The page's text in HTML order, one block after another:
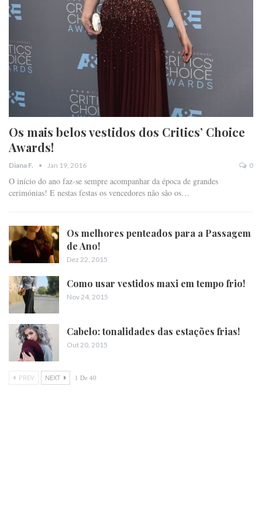
Os mais belos vestidos dos Critics’ Choice
Awards!
Diana F. Jan 19, 2016 0
O início do ano faz-se sempre acompanhar da época de grandes
cerimónias! E nestas festas os vencedores não são os…
Os melhores penteados para a Passagem
de Ano!
Dez 22, 2015
Como usar vestidos maxi em tempo frio!
Nov 24, 2015
Cabelo: tonalidades das estações frias!
Out 20, 2015
PREV NEXT 1 De 40